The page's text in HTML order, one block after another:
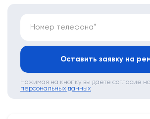
Номер телефона*
Оставить заявку на
Нажимая на кнопку вы даете согласие на
персональных данных